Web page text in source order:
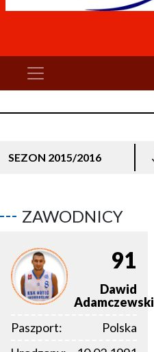
SEZON 2015/2016
ZAWODNICY
91
Dawid
Adamczewski
Paszport:
Polska